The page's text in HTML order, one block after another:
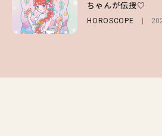
ちゃんが伝授♡
HOROSCOPE
選
FASHION